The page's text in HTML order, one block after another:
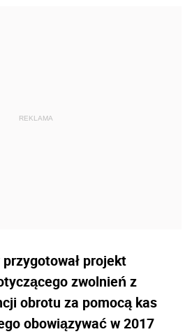
projekt
zwolnień z
obrotu za pomocą kas
obowiązywać w 2017